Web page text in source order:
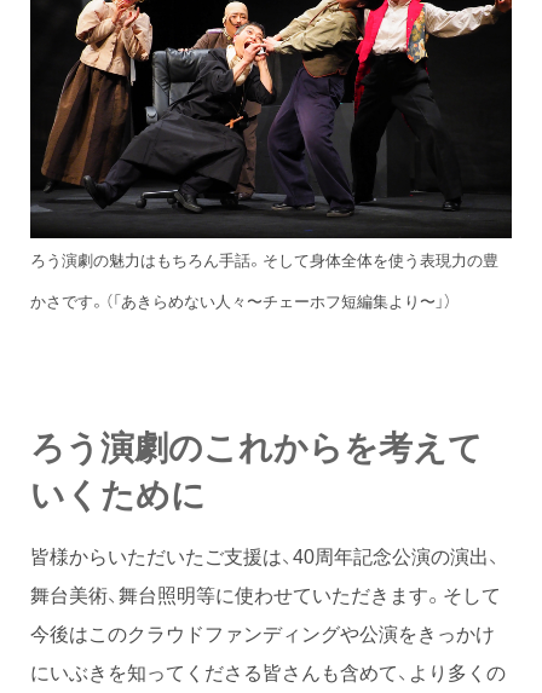
ろう演劇の魅力はもちろん手話。そして身体全体を使う表現力の豊
かさです。（「あきらめない人々〜チェーホフ短編集より〜」）
ろう演劇のこれからを考えて
いくために
皆様からいただいたご支援は、40周年記念公演の演出、
舞台美術、舞台照明等に使わせていただきます。そして
今後はこのクラウドファンディングや公演をきっかけ
にいぶきを知ってくださる皆さんも含めて、より多くの